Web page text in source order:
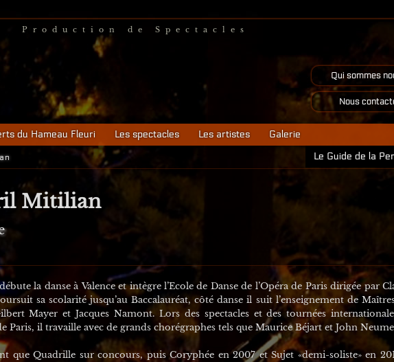
Production de Spectacles
Qui sommes
Nous
du Hameau Fleuri Les spectacles Les artistes
Galerie
Le Guide de la
Mitilian
la danse à Valence et intègre l’Ecole de Danse de l’Opéra de Paris dirigée par
sa scolarité jusqu’au Baccalauréat, côté danse il suit l’enseignement de
Mayer et Jacques Namont. Lors des spectacles et des tournées
Paris, il travaille avec de grands chorégraphes tels que Maurice Béjart et John
Quadrille sur concours, puis Coryphée en 2007 et Sujet «demi-soliste» en